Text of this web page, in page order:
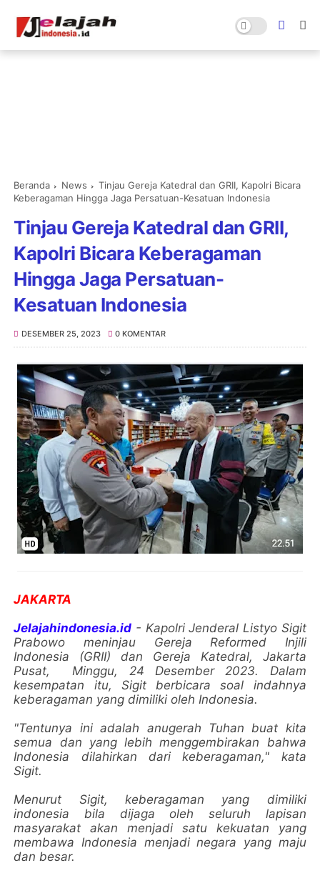
Beranda News
Tinjau Gereja Katedral dan GRII, Kapolri Bicara
Keberagaman Hingga Jaga Persatuan-Kesatuan Indonesia
Tinjau Gereja Katedral dan GRII,
Kapolri Bicara Keberagaman
Hingga Jaga Persatuan-
Kesatuan Indonesia
DESEMBER 25, 2023 0 KOMENTAR
JAKARTA
Jelajahindonesia.id - Kapolri Jenderal Listyo Sigit
Prabowo meninjau Gereja Reformed Injili
Indonesia (GRII) dan Gereja Katedral, Jakarta
Pusat, Minggu, 24 Desember 2023. Dalam
kesempatan itu, Sigit berbicara soal indahnya
keberagaman yang dimiliki oleh Indonesia.
"Tentunya ini adalah anugerah Tuhan buat kita
semua dan yang lebih menggembirakan bahwa
Indonesia dilahirkan dari keberagaman," kata
Sigit.
Menurut Sigit, keberagaman yang dimiliki
indonesia bila dijaga oleh seluruh lapisan
masyarakat akan menjadi satu kekuatan yang
membawa Indonesia menjadi negara yang maju
dan besar.